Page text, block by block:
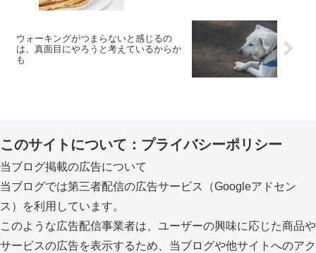
ウォーキングがつまらないと感じるの
は、真面目にやろうと考えているからか
も
このサイトについて：プライバシーポリシー
当ブログ掲載の広告について
当ブログでは第三者配信の広告サービス（Googleアドセン
ス）を利用しています。
このような広告配信事業者は、ユーザーの興味に応じた商品や
サービスの広告を表示するため、当ブログや他サイトへのアク